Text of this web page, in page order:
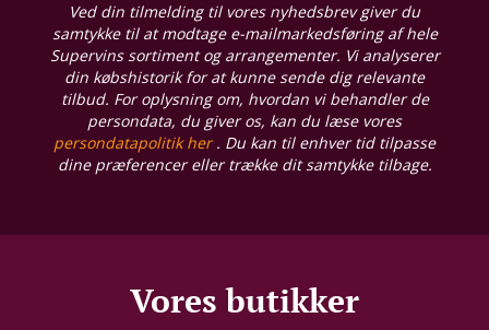
Ved din tilmelding til vores nyhedsbrev giver du
samtykke til at modtage e-mailmarkedsføring af hele
Supervins sortiment og arrangementer. Vi analyserer
din købshistorik for at kunne sende dig relevante
tilbud. For oplysning om, hvordan vi behandler de
persondata, du giver os, kan du læse vores
persondatapolitik her. Du kan til enhver tid tilpasse
dine præferencer eller trække dit samtykke tilbage.
Vores butikker